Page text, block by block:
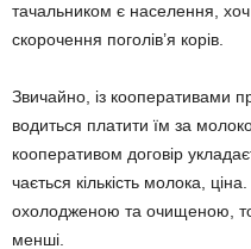
та­ча­ль­ником є насе­лення,
скорочення по­голів’я корів.
Звичайно, із коопера­тивами
водиться платити їм за
кооперативом договір
чається кількість молока,
охолодженою та очищеною,
менші.